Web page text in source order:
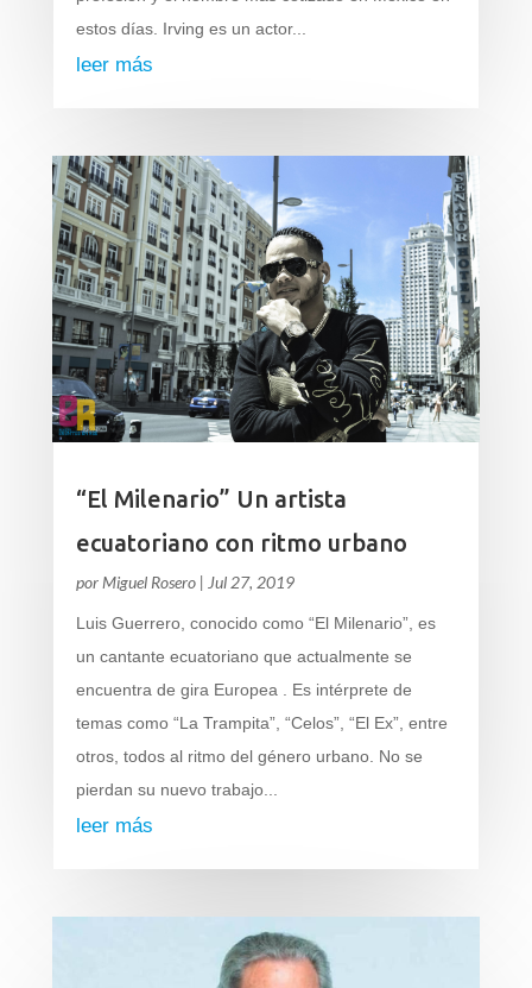
estos días. Irving es un actor...
leer más
“El Milenario” Un artista
ecuatoriano con ritmo urbano
por Miguel Rosero| Jul 27, 2019
Luis Guerrero, conocido como “El Milenario”, es
un cantante ecuatoriano que actualmente se
encuentra de gira Europea . Es intérprete de
temas como “La Trampita”, “Celos”, “El Ex”, entre
otros, todos al ritmo del género urbano. No se
pierdan su nuevo trabajo...
leer más